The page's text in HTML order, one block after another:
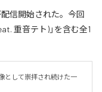
配信開始された。今回
重音テト)」を含む全1
として崇拝され続けた一